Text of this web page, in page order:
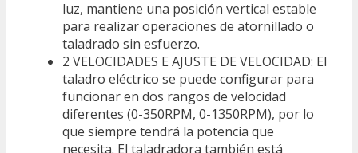
luz, mantiene una posición vertical estable
para realizar operaciones de atornillado o
taladrado sin esfuerzo.
2 VELOCIDADES E AJUSTE DE VELOCIDAD: El
taladro eléctrico se puede configurar para
funcionar en dos rangos de velocidad
diferentes (0-350RPM, 0-1350RPM), por lo
que siempre tendrá la potencia que
necesita. El taladradora también está